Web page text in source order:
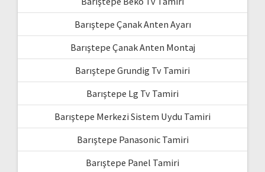
Barıştepe Çanak Anten Ayarı
Barıştepe Çanak Anten Montaj
Barıştepe Grundig Tv Tamiri
Barıştepe Lg Tv Tamiri
Barıştepe Merkezi Sistem Uydu Tamiri
Barıştepe Panasonic Tamiri
Barıştepe Panel Tamiri